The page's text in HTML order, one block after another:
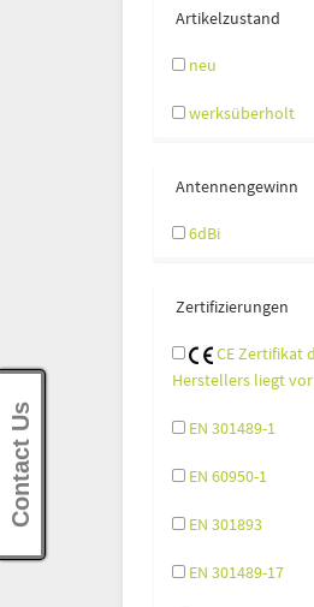
Artikelzustand
neu
werksüberholt
Antennengewinn
6dBi
Zertifizierungen
CE Zertifikat
Herstellers liegt vor
EN 301489-1
EN 60950-1
EN 301893
EN 301489-17
Contact Us